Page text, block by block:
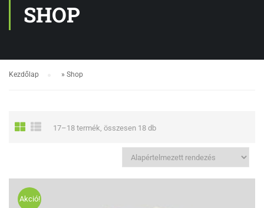
SHOP
Kezdőlap » Shop
17–18 termék, összesen 18 db
Akció!